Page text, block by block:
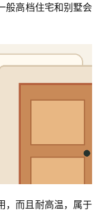
般高档住宅和别墅会
，而且耐高温，属于